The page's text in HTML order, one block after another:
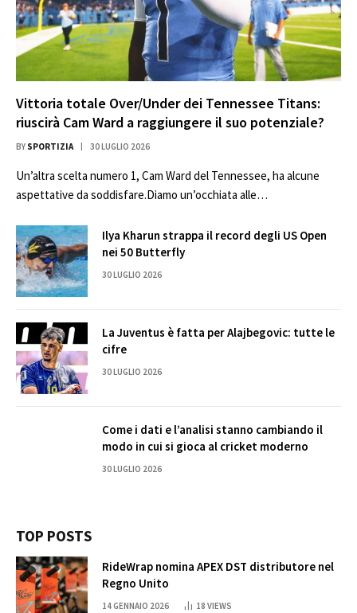
Vittoria totale Over/Under dei Tennessee Titans:
riuscirà Cam Ward a raggiungere il suo potenziale?
BY SPORTIZIA 30 LUGLIO 2026
Un’altra scelta numero 1, Cam Ward del Tennessee, ha alcune
aspettative da soddisfare.Diamo un’occhiata alle…
Ilya Kharun strappa il record degli US Open
nei 50 Butterfly
30 LUGLIO 2026
La Juventus è fatta per Alajbegovic: tutte le
cifre
30 LUGLIO 2026
Come i dati e l’analisi stanno cambiando il
modo in cui si gioca al cricket moderno
30 LUGLIO 2026
TOP POSTS
RideWrap nomina APEX DST distributore nel
Regno Unito
14 GENNAIO 2026 18 VIEWS